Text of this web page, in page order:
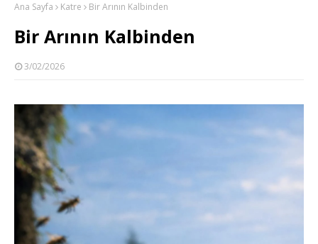
Ana Sayfa Katre Bir Arının Kalbinden
Bir Arının Kalbinden
3/02/2026